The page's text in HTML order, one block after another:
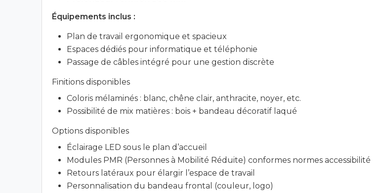
Équipements inclus :
Plan de travail ergonomique et spacieux
Espaces dédiés pour informatique et téléphonie
Passage de câbles intégré pour une gestion discrète
Finitions disponibles
Coloris mélaminés : blanc, chêne clair, anthracite, noyer, etc.
Possibilité de mix matières : bois + bandeau décoratif laqué
Options disponibles
Éclairage LED sous le plan d’accueil
Modules PMR (Personnes à Mobilité Réduite) conformes normes accessibilité
Retours latéraux pour élargir l’espace de travail
Personnalisation du bandeau frontal (couleur, logo)